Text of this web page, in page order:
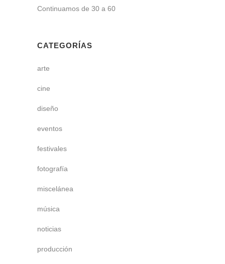
Continuamos de 30 a 60
CATEGORÍAS
arte
cine
diseño
eventos
festivales
fotografía
miscelánea
música
noticias
producción